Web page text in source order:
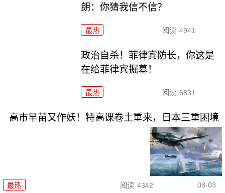
朗：你猜我信不信？
最热 阅读 4941
政治自杀！菲律宾防长，你这是
在给菲律宾掘墓！
最热 阅读 6831
高市早苗又作妖！特高课卷土重来，日本三重困境
最热 阅读 4342 08-03